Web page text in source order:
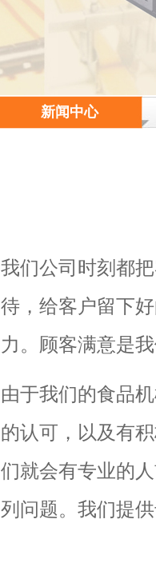
新闻中心
我们公司时刻都
待，给客户留下
力。顾客满意是
由于我们的食品
的认可，以及有
们就会有专业的
列问题。我们提